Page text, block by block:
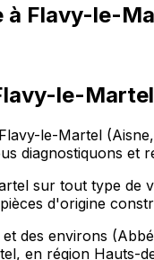
à Flavy-le-
le-Martel
le-Martel
diagnostiquons et
sur tout type de
d'origine
des environs
en région Hauts-